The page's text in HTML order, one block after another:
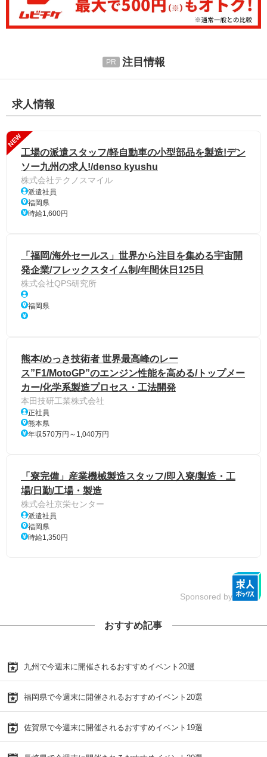
注目情報
求人情報
NEW
工場の派遣スタッフ/軽自動車の小型部品を製造!デン
ソー九州の求人!/denso kyushu
株式会社テクノスマイル
派遣社員
福岡県
時給1,600円
「福岡/海外セールス」世界から注目を集める宇宙開
発企業/フレックスタイム制/年間休日125日
株式会社QPS研究所
福岡県
熊本/めっき技術者 世界最高峰のレー
ス”F1/MotoGP”のエンジン性能を高める/トップメー
カー/化学系製造プロセス・工法開発
本田技研工業株式会社
正社員
熊本県
年収570万円～1,040万円
「寮完備」産業機械製造スタッフ/即入寮/製造・工
場/日勤/工場・製造
株式会社京栄センター
派遣社員
福岡県
時給1,350円
Sponsored by
おすすめ記事
九州で今週末に開催されるおすすめイベント20選
福岡県で今週末に開催されるおすすめイベント20選
佐賀県で今週末に開催されるおすすめイベント19選